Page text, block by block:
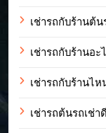
เช่ารถกับร้านต้
เช่ารถกับร้านอ
เช่ารถกับร้านไ
เช่ารถต้นรถเช่า